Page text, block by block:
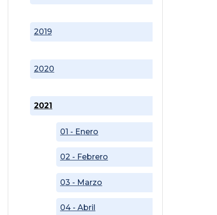
2019
2020
2021
01 - Enero
02 - Febrero
03 - Marzo
04 - Abril